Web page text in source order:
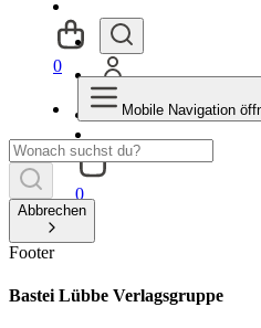
0
0
Mobile Navigation
Abbrechen
Footer
Bastei Lübbe Verlagsgruppe